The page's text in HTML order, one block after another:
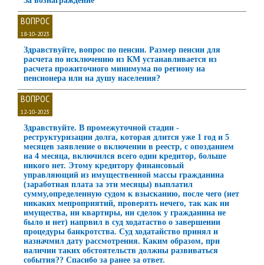
ВОПРОС
18-10-2023
Здравствуйте, вопрос по пенсии. Размер пенсии для
расчета по исключению из КМ устанавливается из
расчета прожиточного минимума по региону на
пенсионера или на душу населения?
ВОПРОС
12-10-2023
Здравствуйте. В промежуточной стадии -
реструктуризации долга, которая длится уже 1 год и 5
месяцев заявление о включении в реестр, с опозданием
на 4 месяца, включился всего один кредитор, больше
никого нет. Этому кредитору финансовый
управляющий из имущественной массы гражданина
(заработная плата за эти месяцы) выплатил
сумму,определенную судом к взысканию, после чего (нет
никаких мепроприятий, проверять нечего, так как ни
имущества, ни квартиры, ни сделок у гражданина не
было и нет) напрвил в суд ходатаство о завершении
процедуры банкротства. Суд ходатайство принял и
назначмил дату рассмотрения. Каким образом, при
наличии таких обстоятельств должны развиваться
события?? Спасибо за ранее за ответ.